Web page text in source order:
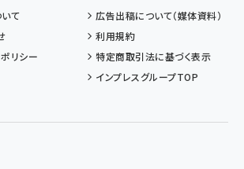
て
広告出稿について（媒体資料）
利用規約
リシー
特定商取引法に基づく表示
インプレスグループTOP